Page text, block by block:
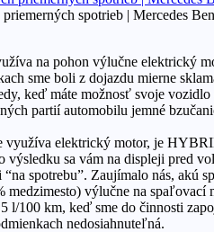
priemerných spotrieb | Mercedes
na pohon výlučne elektrický
sme boli z dojazdu mierne
keď máte možnosť svoje
partií automobilu jemné
elektrický motor, je
výsledku sa vám na displeji pred
spotrebu”. Zaujímalo nás, akú
medzimesto) výlučne na
l/100 km, keď sme do činnosti
nedosiahnuteľná.